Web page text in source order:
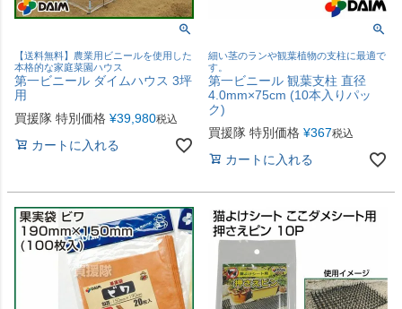
【送料無料】農業用ビニールを使用した
本格的な家庭菜園ハウス
第一ビニール ダイムハウス 3坪
用
買援隊 特別価格 ¥39,980税込
カートに入れる
細い茎のランや観葉植物の支柱に最適で
す。
第一ビニール 観葉支柱 直径
4.0mm×75cm (10本入りパッ
ク)
買援隊 特別価格 ¥367税込
カートに入れる